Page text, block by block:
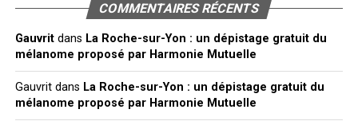
COMMENTAIRES RÉCENTS
Gauvritdans La Roche-sur-Yon : un dépistage gratuit du
mélanome proposé par Harmonie Mutuelle
Gauvritdans La Roche-sur-Yon : un dépistage gratuit du
mélanome proposé par Harmonie Mutuelle